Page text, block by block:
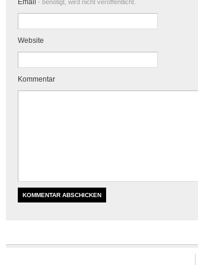
Email - benötigt, wird nicht veröffentlicht.
Website
Kommentar